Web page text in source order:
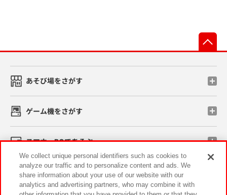
あそび場をさがす
ゲーム機をさがす
スマホ・PCであそぶ
イベント・キャンペーン
We collect unique personal identifiers such as cookies to
analyze our traffic and to personalize content and ads. We
share information about your use of our website with our
analytics and advertising partners, who may combine it with